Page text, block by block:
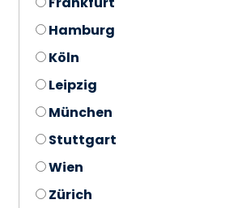
Hamburg
Köln
Leipzig
München
Stuttgart
Wien
Zürich